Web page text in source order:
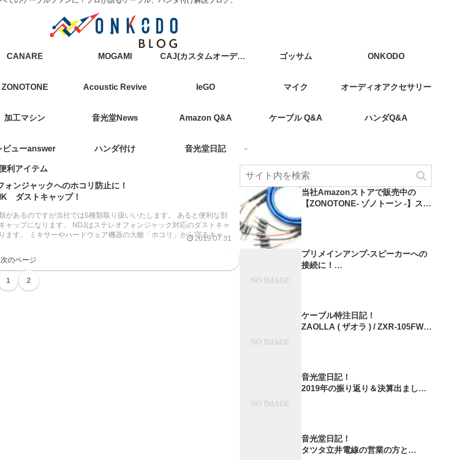
CANARE MOGAMI CAJ(カスタムオーディオジャパン) ゴッサム ONKODO
ZONOTONE Acoustic Revive IeGO マイク オーディオアクセサリー
加工マシン 音光堂News Amazon Q&A ケーブル Q&A ハンダQ&A
ビューanswer ハンダ付け 音光堂日記
利アイテム
ォンジャックへのホコリ防止に！
ダストキャップ！
があるのですが当社では5種類取り扱いいたします。 あると便利な別
ャップになります。 NDJはステレオフォンジャック対応のダストキャ
ます。 ミキサーやハードウェア機器の大敵「ホコリ」から守るキャッ
2019.07.31
次のページ
1 2
当社Amazonストアで販売中の
【ZONOTONE- ゾノトーン -】スピ
プリメインアンプ-スピーカーへの
接続に！
ケーブル特注日記！
ZAOLLA ( ザオラ ) / ZXR-105FWH
音光堂日記！
2019年の振り返り＆決算出まし
音光堂日記！
タツタ立井電線の営業の方と